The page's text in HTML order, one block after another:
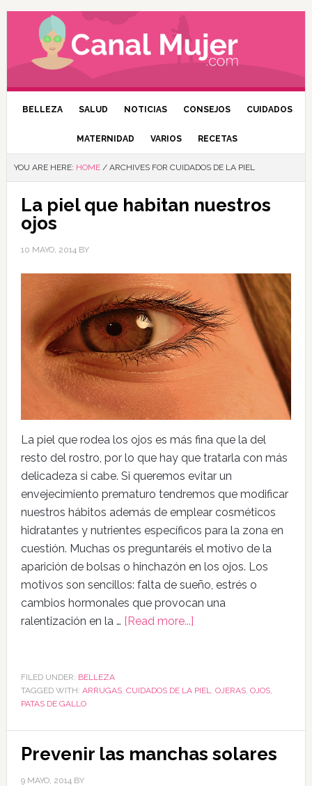
BELLEZA SALUD NOTICIAS CONSEJOS CUIDADOS
MATERNIDAD VARIOS RECETAS
YOU ARE HERE: HOME /ARCHIVES FOR CUIDADOS DE LA PIEL
La piel que habitan nuestros
ojos
10 MAYO, 2014BY
La piel que rodea los ojos es más fina que la del
resto del rostro, por lo que hay que tratarla con más
delicadeza si cabe. Si queremos evitar un
envejecimiento prematuro tendremos que modificar
nuestros hábitos además de emplear cosméticos
hidratantes y nutrientes específicos para la zona en
cuestión. Muchas os preguntaréis el motivo de la
aparición de bolsas o hinchazón en los ojos. Los
motivos son sencillos: falta de sueño, estrés o
cambios hormonales que provocan una
ralentización en la … [Read more...]
FILED UNDER: BELLEZA
TAGGED WITH: ARRUGAS, CUIDADOS DE LA PIEL OJERAS, OJOS,
PATAS DE GALLO
Prevenir las manchas solares
9 MAYO, 2014 BY